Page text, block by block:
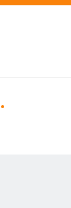
zu